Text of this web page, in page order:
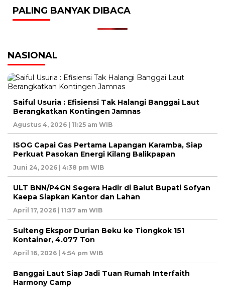
PALING BANYAK DIBACA
NASIONAL
Saiful Usuria : Efisiensi Tak Halangi Banggai Laut
Berangkatkan Kontingen Jamnas
Agustus 4, 2026 | 11:25 am WIB
ISOG Capai Gas Pertama Lapangan Karamba, Siap
Perkuat Pasokan Energi Kilang Balikpapan
Juni 24, 2026 | 4:38 pm WIB
ULT BNN/P4GN Segera Hadir di Balut Bupati Sofyan
Kaepa Siapkan Kantor dan Lahan
April 17, 2026 | 11:37 am WIB
Sulteng Ekspor Durian Beku ke Tiongkok 151
Kontainer, 4.077 Ton
April 16, 2026 | 4:54 pm WIB
Banggai Laut Siap Jadi Tuan Rumah Interfaith
Harmony Camp